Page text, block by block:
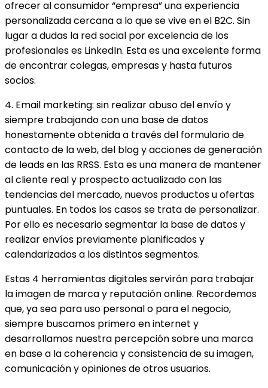
ofrecer al consumidor “empresa” una experiencia
personalizada cercana a lo que se vive en el B2C. Sin
lugar a dudas la red social por excelencia de los
profesionales es LinkedIn. Esta es una excelente forma
de encontrar colegas, empresas y hasta futuros
socios.
4. Email marketing: sin realizar abuso del envío y
siempre trabajando con una base de datos
honestamente obtenida a través del formulario de
contacto de la web, del blog y acciones de generación
de leads en las RRSS. Esta es una manera de mantener
al cliente real y prospecto actualizado con las
tendencias del mercado, nuevos productos u ofertas
puntuales. En todos los casos se trata de personalizar.
Por ello es necesario segmentar la base de datos y
realizar envíos previamente planificados y
calendarizados a los distintos segmentos.
Estas 4 herramientas digitales servirán para trabajar
la imagen de marca y reputación online. Recordemos
que, ya sea para uso personal o para el negocio,
siempre buscamos primero en internet y
desarrollamos nuestra percepción sobre una marca
en base a la coherencia y consistencia de su imagen,
comunicación y opiniones de otros usuarios.